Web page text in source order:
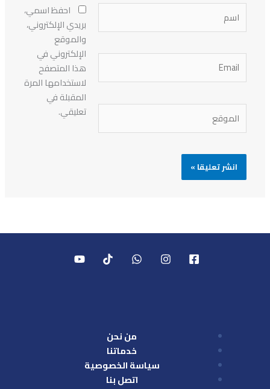
اسم
الموقع
احفظ اسمي،
بريدي الإلكتروني،
والموقع
الإلكتروني في
هذا المتصفح
لاستخدامها المرة
المقبلة في
تعليقي.
من نحن
خدماتنا
سياسة الخصوصية
اتصل بنا